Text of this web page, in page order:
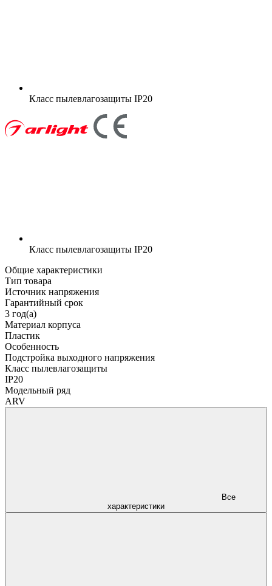
Класс пылевлагозащиты IP20
Класс пылевлагозащиты IP20
Общие характеристики
Тип товара
Источник напряжения
Гарантийный срок
3 год(а)
Материал корпуса
Пластик
Особенность
Подстройка выходного напряжения
Класс пылевлагозащиты
IP20
Модельный ряд
ARV
характеристики